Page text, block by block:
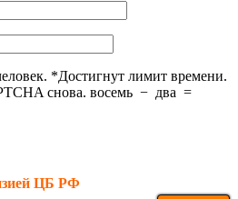
*Достигнут лимит времени.
снова. восемь − два =
ЦБ РФ